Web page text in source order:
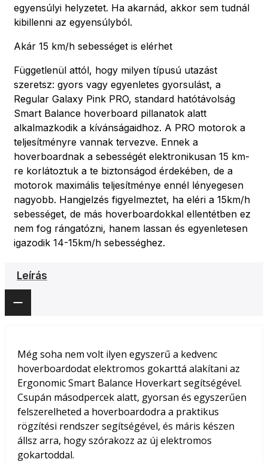
egyensúlyi helyzetet. Ha akarnád, akkor sem tudnál
kibillenni az egyensúlyból.
Akár 15 km/h sebességet is elérhet
Függetlenül attól, hogy milyen típusú utazást
szeretsz: gyors vagy egyenletes gyorsulást, a
Regular Galaxy Pink PRO, standard hatótávolság
Smart Balance hoverboard pillanatok alatt
alkalmazkodik a kívánságaidhoz. A PRO motorok a
teljesítményre vannak tervezve. Ennek a
hoverboardnak a sebességét elektronikusan 15 km-
re korlátoztuk a te biztonságod érdekében, de a
motorok maximális teljesítménye ennél lényegesen
nagyobb. Hangjelzés figyelmeztet, ha eléri a 15km/h
sebességet, de más hoverboardokkal ellentétben ez
nem fog rángatózni, hanem lassan és egyenletesen
igazodik 14-15km/h sebességhez.
Leírás
Még soha nem volt ilyen egyszerű a kedvenc
hoverboardodat elektromos gokarttá alakítani az
Ergonomic Smart Balance Hoverkart segítségével.
Csupán másodpercek alatt, gyorsan és egyszerűen
felszerelheted a hoverboardodra a praktikus
rögzítési rendszer segítségével, és máris készen
állsz arra, hogy szórakozz az új elektromos
gokartoddal.